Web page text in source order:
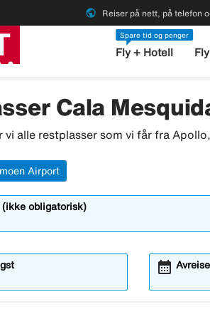
public Reiser på nett, på telefon
Spare tid og penger
Fly + Hotell Fly
Cala
vi alle restplasser som vi får fra
(ikke obligatorisk)
Airport
calendar_month